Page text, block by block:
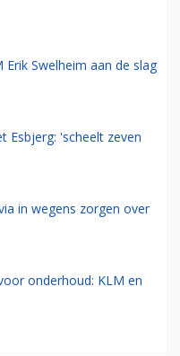
Swelheim aan de slag
Esbjerg: 'scheelt zeven
in wegens zorgen over
onderhoud: KLM en